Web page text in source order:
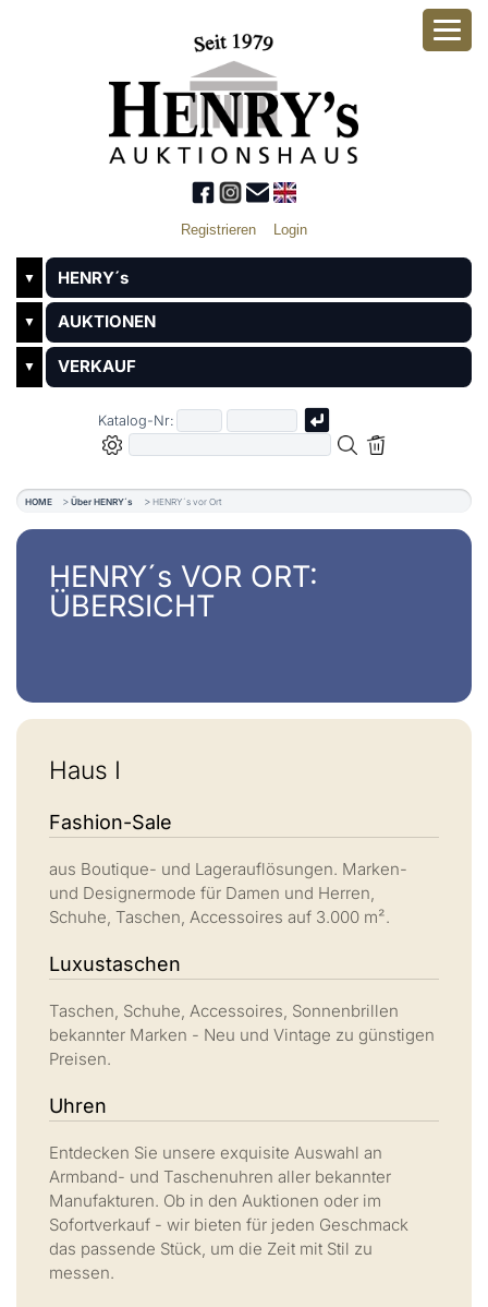
Registrieren Login
▼ HENRY´s
▼ AUKTIONEN
▼ VERKAUF
Katalog-Nr:
HOME Über HENRY´s HENRY´s vor Ort
HENRY´s VOR ORT:
ÜBERSICHT
Haus I
Fashion-Sale
aus Boutique- und Lagerauflösungen. Marken-
und Designermode für Damen und Herren,
Schuhe, Taschen, Accessoires auf 3.000 m².
Luxustaschen
Taschen, Schuhe, Accessoires, Sonnenbrillen
bekannter Marken - Neu und Vintage zu günstigen
Preisen.
Uhren
Entdecken Sie unsere exquisite Auswahl an
Armband- und Taschenuhren aller bekannter
Manufakturen. Ob in den Auktionen oder im
Sofortverkauf - wir bieten für jeden Geschmack
das passende Stück, um die Zeit mit Stil zu
messen.